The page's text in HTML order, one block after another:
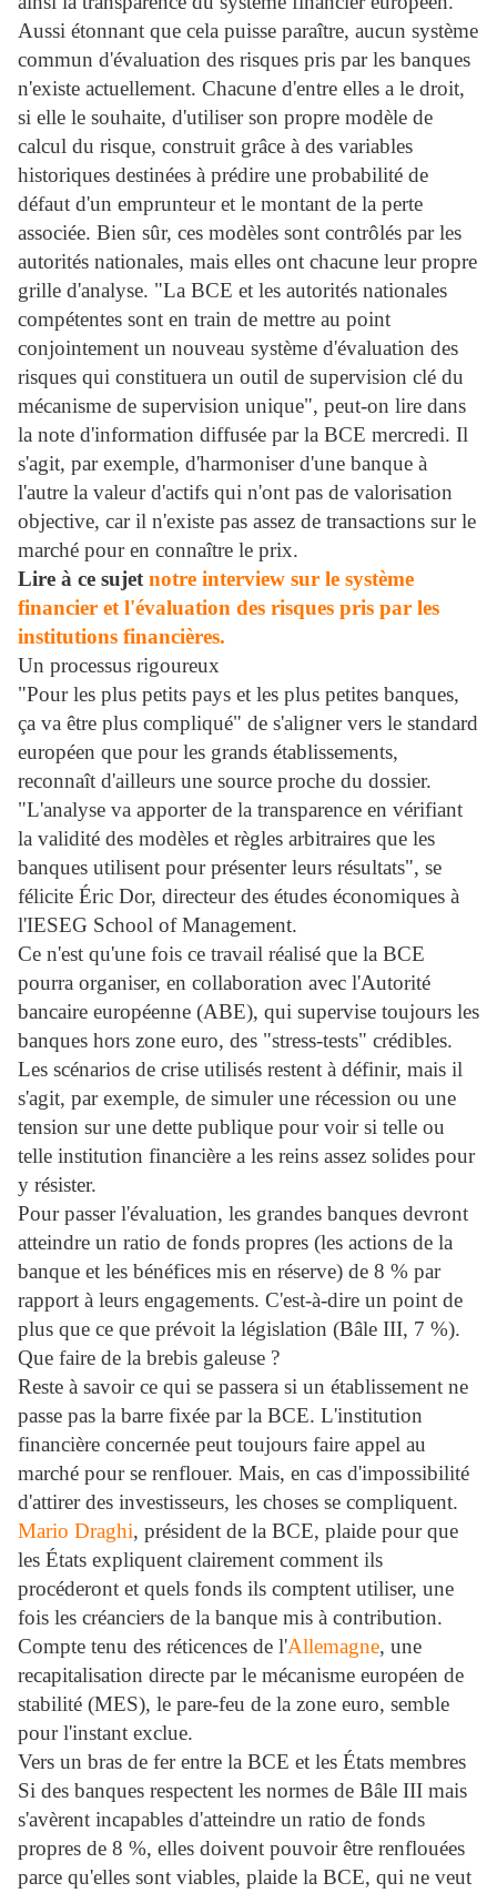
Aussi étonnant que cela puisse paraître, aucun système
commun d'évaluation des risques pris par les banques
n'existe actuellement. Chacune d'entre elles a le droit,
si elle le souhaite, d'utiliser son propre modèle de
calcul du risque, construit grâce à des variables
historiques destinées à prédire une probabilité de
défaut d'un emprunteur et le montant de la perte
associée. Bien sûr, ces modèles sont contrôlés par les
autorités nationales, mais elles ont chacune leur propre
grille d'analyse. "La BCE et les autorités nationales
compétentes sont en train de mettre au point
conjointement un nouveau système d'évaluation des
risques qui constituera un outil de supervision clé du
mécanisme de supervision unique", peut-on lire dans
la note d'information diffusée par la BCE mercredi. Il
s'agit, par exemple, d'harmoniser d'une banque à
l'autre la valeur d'actifs qui n'ont pas de valorisation
objective, car il n'existe pas assez de transactions sur le
marché pour en connaître le prix.
Lire à ce sujet notre interview sur le système
financier et l'évaluation des risques pris par les
institutions financières.
Un processus rigoureux
"Pour les plus petits pays et les plus petites banques,
ça va être plus compliqué" de s'aligner vers le standard
européen que pour les grands établissements,
reconnaît d'ailleurs une source proche du dossier.
"L'analyse va apporter de la transparence en vérifiant
la validité des modèles et règles arbitraires que les
banques utilisent pour présenter leurs résultats", se
félicite Éric Dor, directeur des études économiques à
l'IESEG School of Management.
Ce n'est qu'une fois ce travail réalisé que la BCE
pourra organiser, en collaboration avec l'Autorité
bancaire européenne (ABE), qui supervise toujours les
banques hors zone euro, des "stress-tests" crédibles.
Les scénarios de crise utilisés restent à définir, mais il
s'agit, par exemple, de simuler une récession ou une
tension sur une dette publique pour voir si telle ou
telle institution financière a les reins assez solides pour
y résister.
Pour passer l'évaluation, les grandes banques devront
atteindre un ratio de fonds propres (les actions de la
banque et les bénéfices mis en réserve) de 8 % par
rapport à leurs engagements. C'est-à-dire un point de
plus que ce que prévoit la législation (Bâle III, 7 %).
Que faire de la brebis galeuse ?
Reste à savoir ce qui se passera si un établissement ne
passe pas la barre fixée par la BCE. L'institution
financière concernée peut toujours faire appel au
marché pour se renflouer. Mais, en cas d'impossibilité
d'attirer des investisseurs, les choses se compliquent.
Mario Draghi, président de la BCE, plaide pour que
les États expliquent clairement comment ils
procéderont et quels fonds ils comptent utiliser, une
fois les créanciers de la banque mis à contribution.
Compte tenu des réticences de l'Allemagne, une
recapitalisation directe par le mécanisme européen de
stabilité (MES), le pare-feu de la zone euro, semble
pour l'instant exclue.
Vers un bras de fer entre la BCE et les États membres
Si des banques respectent les normes de Bâle III mais
s'avèrent incapables d'atteindre un ratio de fonds
propres de 8 %, elles doivent pouvoir être renflouées
parce qu'elles sont viables, plaide la BCE, qui ne veut